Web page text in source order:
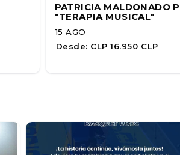
PATRICIA MALDONADO
"TERAPIA MUSICAL"
15 AGO
Desde: CLP 16.950 CLP